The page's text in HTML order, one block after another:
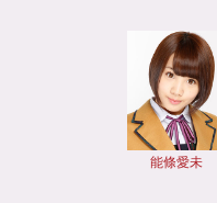
能條愛未